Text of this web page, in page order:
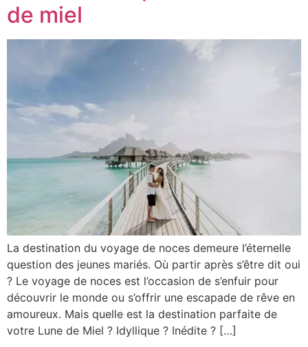
de miel
La destination du voyage de noces demeure l’éternelle
question des jeunes mariés. Où partir après s’être dit oui
? Le voyage de noces est l’occasion de s’enfuir pour
découvrir le monde ou s’offrir une escapade de rêve en
amoureux. Mais quelle est la destination parfaite de
votre Lune de Miel ? Idyllique ? Inédite ? […]